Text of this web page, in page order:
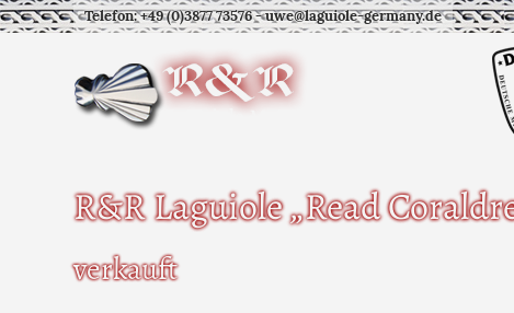
Telefon: +49 (0)3877 73576-uwe@laguiole-germany.de
R&R Laguiole „Read
verkauft